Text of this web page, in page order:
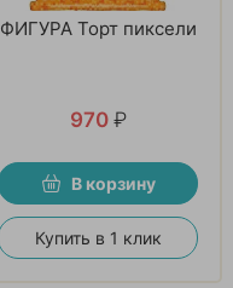
ФИГУРА Торт пиксели
970 ₽
В корзину
Купить в 1 клик